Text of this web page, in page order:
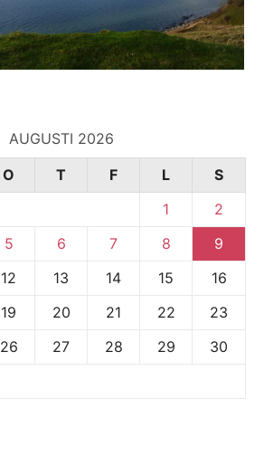
AUGUSTI 2026
O T F L
S
1
2
5 6 7 8
9
12 13 14 15
16
19 20 21 22
23
26 27 28 29
30